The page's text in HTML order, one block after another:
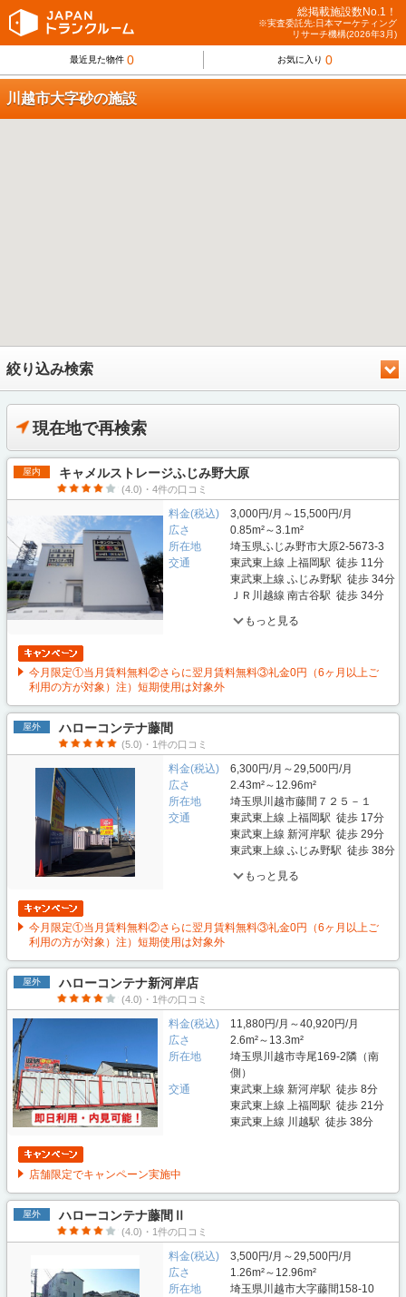
総掲載施設数No.1！
※実査委託先:日本マーケティング
リサーチ機構(2026年3月)
最近見た物件 0 お気に入り 0
川越市大字砂の施設
絞り込み検索
現在地で再検索
屋内 キャメルストレージふじみ野大原
(4.0)・4件の口コミ
料金(税込)
3,000円/月～15,500円/月
広さ
0.85m²～3.1m²
所在地
埼玉県ふじみ野市大原2-5673-3
交通
東武東上線 上福岡駅 徒歩 11分
東武東上線 ふじみ野駅 徒歩 34分
ＪＲ川越線 南古谷駅 徒歩 34分
もっと見る
今月限定①当月賃料無料②さらに翌月賃料無料③礼金0円（6ヶ月以上ご
利用の方が対象）注）短期使用は対象外
屋外 ハローコンテナ藤間
(5.0)・1件の口コミ
料金(税込)
6,300円/月～29,500円/月
広さ
2.43m²～12.96m²
所在地
埼玉県川越市藤間７２５－１
交通
東武東上線 上福岡駅 徒歩 17分
東武東上線 新河岸駅 徒歩 29分
東武東上線 ふじみ野駅 徒歩 38分
もっと見る
今月限定①当月賃料無料②さらに翌月賃料無料③礼金0円（6ヶ月以上ご
利用の方が対象）注）短期使用は対象外
屋外 ハローコンテナ新河岸店
(4.0)・1件の口コミ
料金(税込)
11,880円/月～40,920円/月
広さ
2.6m²～13.3m²
所在地
埼玉県川越市寺尾169-2隣（南
側）
交通
東武東上線 新河岸駅 徒歩 8分
東武東上線 上福岡駅 徒歩 21分
東武東上線 川越駅 徒歩 38分
店舗限定でキャンペーン実施中
屋外 ハローコンテナ藤間Ⅱ
(4.0)・1件の口コミ
料金(税込)
3,500円/月～29,500円/月
広さ
1.26m²～12.96m²
所在地
埼玉県川越市大字藤間158-10